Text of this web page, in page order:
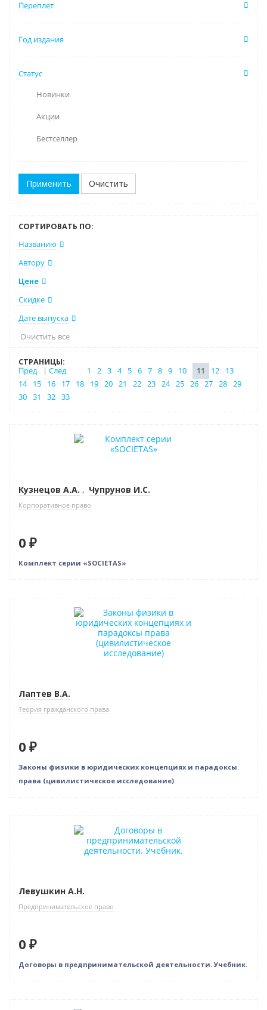
Переплет
Год издания
Статус
Новинки
Акции
Бестселлер
Очистить
СОРТИРОВАТЬ ПО:
Названию
Автору
Цене
Скидке
Дате выпуска
Очистить все
СТРАНИЦЫ:
Пред
| След 1 2 3 4 5 6 7 8 9 10 11 12
13
14
15 16 17 18 19 20 21 22 23 24 25 26 27 28 29
30 31 32 33
Кузнецов А.А. , Чупрунов И.С.
Корпоративное право
0 ₽
Комплект серии «SOCIETAS»
Нет в наличии
Лаптев В.А.
Теория гражданского права
0 ₽
Законы физики в юридических концепциях и парадоксы
права (цивилистическое исследование)
Нет в наличии
Левушкин А.Н.
Предпринимательское право
0 ₽
Договоры в предпринимательской деятельности. Учебник.